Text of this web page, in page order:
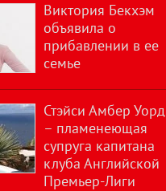
Виктория Бекхэм
объявила о
прибавлении в ее
семье
Стэйси Амбер Уорд
– пламенеющая
супруга капитана
клуба Английской
Премьер-Лиги